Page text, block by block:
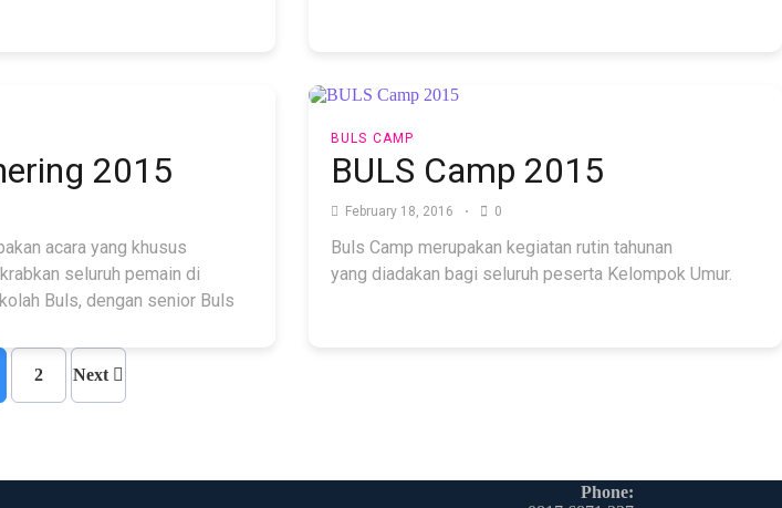
2015
acara yang khusus
seluruh pemain di
Buls, dengan senior Buls
BULS CAMP
BULS Camp 2015
February 18, 2016 0
Buls Camp merupakan kegiatan rutin tahunan
yang diadakan bagi seluruh peserta Kelompok Umur.
2 Next
Phone: